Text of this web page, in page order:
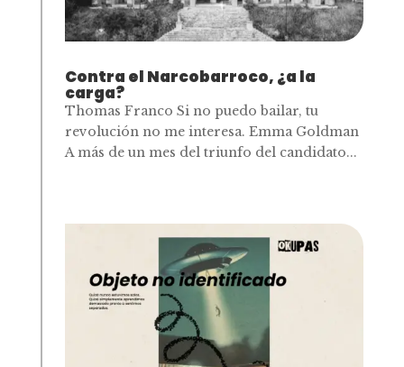
Contra el Narcobarroco, ¿a la
carga?
Thomas Franco Si no puedo bailar, tu
revolución no me interesa. Emma Goldman
A más de un mes del triunfo del candidato...